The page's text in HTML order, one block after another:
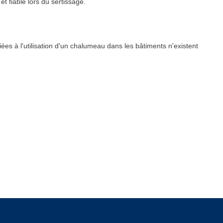
à l'utilisation d'un chalumeau dans les bâtiments n'existent